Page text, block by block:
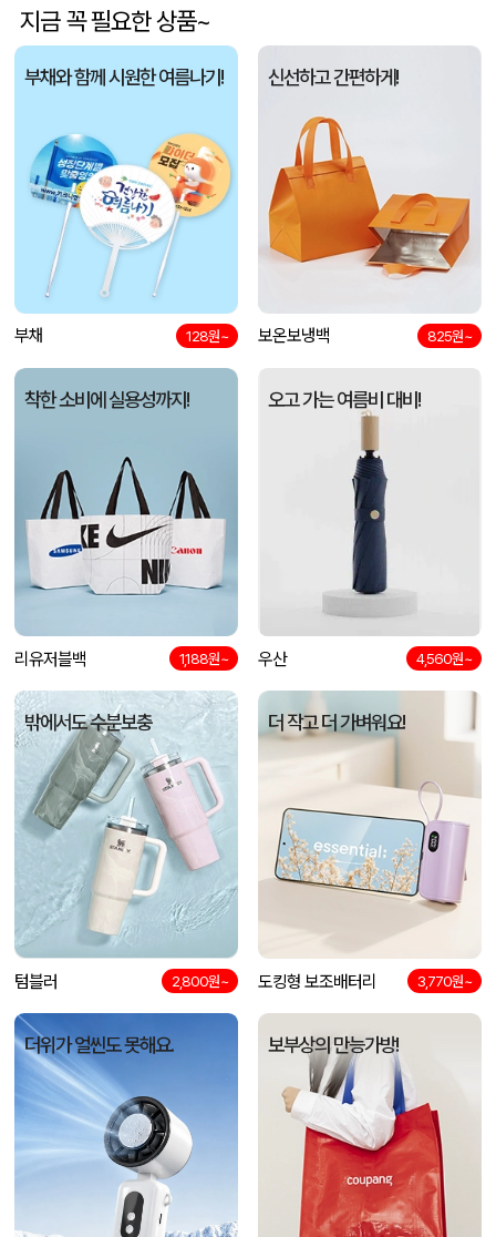
선OO 망고스토리지 카드형 USB메모리 (4GB~128GB) 08-06
이OO
문OO 리유저블 4종 08-06
우OO 08-06
KOO 모두애 데일리 짐색_풀컬러인쇄 08-06
우OO DSELAH 디셀라 리노 도킹형 보조배터리 5000mAh 08-06
지금 꼭 필요한 상품~
부채와 함께 시원한 여름나기!
부채 128원~
신선하고 간편하게!
보온보냉백 825원~
착한 소비에 실용성까지!
리유저블백 1,188원~
오고 가는 여름비 대비!
우산 4,560원~
밖에서도 수분보충
텀블러 2,800원~
더 작고 더 가벼워요!
도킹형 보조배터리 3,770원~
더위가 얼씬도 못해요. 보부상의 만능가방!